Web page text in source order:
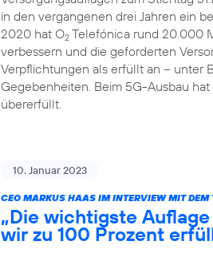
in den vergangenen drei Jahren ein
2020 hat O2 Telefónica rund 20.000
verbessern und die geforderten
Verpflichtungen als erfüllt an – unter
Gegebenheiten. Beim 5G-Ausbau hat
übererfüllt.
10. Januar 2023
CEO MARKUS HAAS IM INTERVIEW MIT DEM
„Die wichtigste
wir zu 100 Prozent